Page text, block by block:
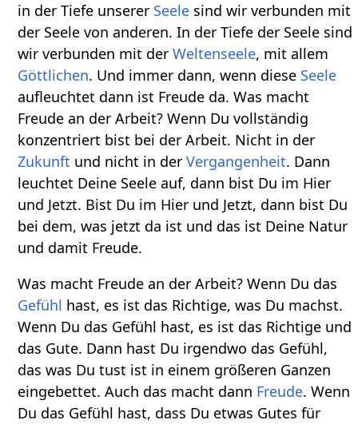
in der Tiefe unserer Seele sind wir verbunden mit
der Seele von anderen. In der Tiefe der Seele sind
wir verbunden mit derWeltenseele, mit allem
Göttlichen. Und immer dann, wenn diese Seele
aufleuchtet dann ist Freude da. Was macht
Freude an der Arbeit? Wenn Du vollständig
konzentriert bist bei der Arbeit. Nicht in der
Zukunft und nicht in derVergangenheit. Dann
leuchtet Deine Seele auf, dann bist Du im Hier
und Jetzt. Bist Du im Hier und Jetzt, dann bist Du
bei dem, was jetzt da ist und das ist Deine Natur
und damit Freude.
Was macht Freude an der Arbeit? Wenn Du das
Gefühl hast, es ist das Richtige, was Du machst.
Wenn Du das Gefühl hast, es ist das Richtige und
das Gute. Dann hast Du irgendwo das Gefühl,
das was Du tust ist in einem größeren Ganzen
eingebettet. Auch das macht dann Freude. Wenn
Du das Gefühl hast, dass Du etwas Gutes für